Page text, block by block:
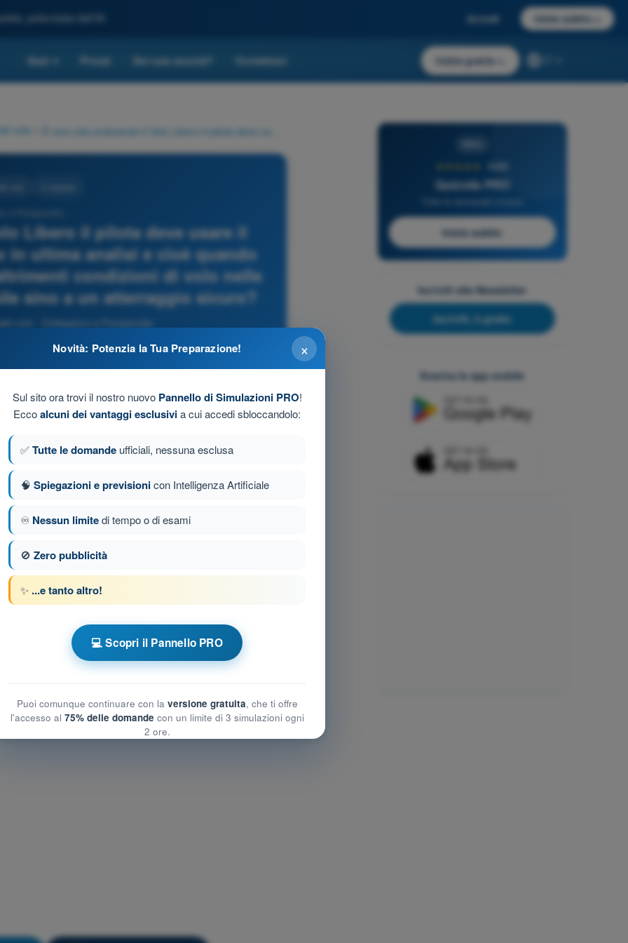
potenziata dall'IA Accedi Inizia subito
Quiz Prezzi Sei una scuola? Contattaci Inizia gratis
volo
Libero il pilota deve usare il
in ultima analisi e cioè quando
condizioni di volo nelle
sino a un atterraggio sicuro?
volo - Deltaplano e Parapendio
di soccorso va usato sempre e al più presto possibile
perché non ha limiti per l’apertura.
in cui si decide di usarlo è bene farlo al più presto
i suoi limiti strutturali.
43 di 45
tempo Deltaplano e Parapendio
Allenamento Delta e Parapendio - Sicurezza del volo
4,6/5
Quizvds PRO
Inizia subito
Iscriviti alla Newsletter
Iscriviti, è gratis
Scarica le app mobile
×
Novità: Potenzia la Tua Preparazione!
Sul sito ora trovi il nostro nuovo Pannello di Simulazioni PRO!
Eccoalcuni dei vantaggi esclusivia cui accedi sbloccandolo:
✅Tutte le domande ufficiali, nessuna esclusa
🧠 Spiegazioni e previsionicon Intelligenza Artificiale
♾️ Nessun limitedi tempo o di esami
🚫 Zero pubblicità
✨ ...e tanto altro!
💻 Scopri il Pannello PRO
Puoi comunque continuare con la versione gratuita, che ti offre
l'accesso al 75% delle domande con un limite di 3 simulazioni ogni
2 ore.